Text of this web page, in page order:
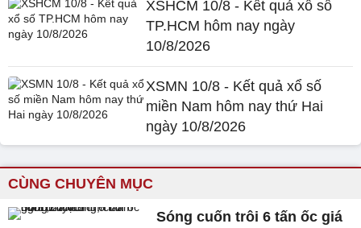
XSHCM 10/8 - Kết quả xổ số
TP.HCM hôm nay ngày
10/8/2026
XSMN 10/8 - Kết quả xổ số
miền Nam hôm nay thứ Hai
ngày 10/8/2026
CÙNG CHUYÊN MỤC
Sóng cuốn trôi 6 tấn ốc giá